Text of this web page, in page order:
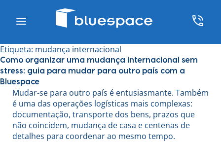
Etiqueta: mudança internacional
Como organizar uma mudança internacional sem
stress: guia para mudar para outro país com a
Bluespace
Mudar-se para outro país é entusiasmante. Também
é uma das operações logísticas mais complexas:
documentação, transporte dos bens, prazos que
não coincidem, mudança de casa e centenas de
detalhes para coordenar ao mesmo tempo.